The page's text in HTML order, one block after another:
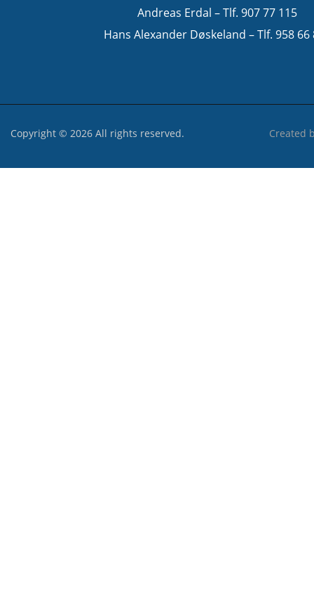
Andreas Erdal – Tlf. 907 77 115
Hans Alexander Døskeland – Tlf. 958 66
Copyright © 2026 All rights reserved. Created